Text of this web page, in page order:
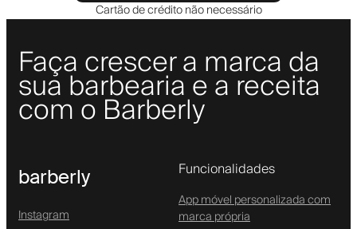
Cartão de crédito não necessário
Faça crescer a marca da
sua barbearia e a receita
com o Barberly
barberly
Instagram
Funcionalidades
App móvel personalizada com
marca própria